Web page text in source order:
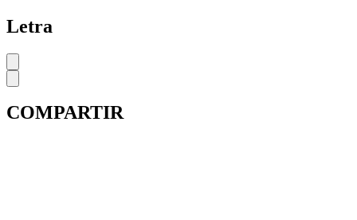
Letra
COMPARTIR